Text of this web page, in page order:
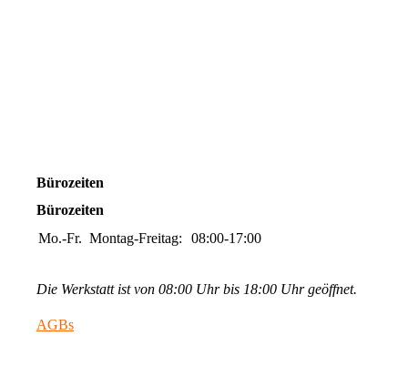
Bürozeiten
Bürozeiten
Mo.-Fr. Montag-Freitag: 08:00-17:00
Die Werkstatt ist von 08:00 Uhr bis 18:00 Uhr geöffnet.
AGBs